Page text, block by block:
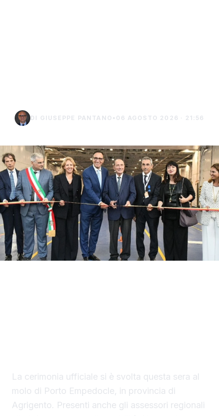
DI GIUSEPPE PANTANO • 06 AGOSTO 2026 · 21:56
La cerimonia ufficiale si è svolta questa sera al
molo di Porto Empedocle, in provincia di
Agrigento. Presenti anche gli assessori regionali